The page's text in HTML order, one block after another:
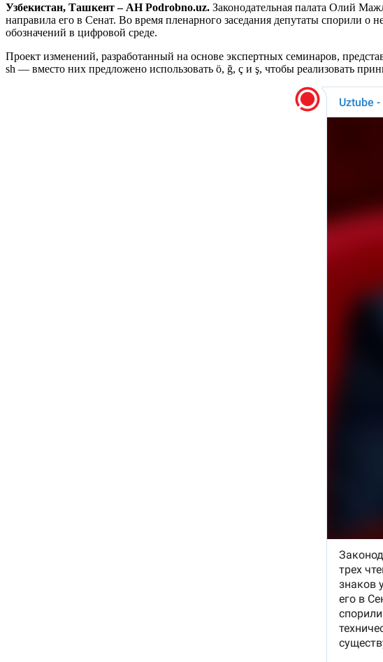
Узбекистан, Ташкент – АН Podrobno.uz. Законодательная палата Олий
направила его в Сенат. Во время пленарного заседания депутаты спорили
обозначений в цифровой среде.
Проект изменений, разработанный на основе экспертных семинаров,
sh — вместо них предложено использовать ö, ğ, ç и ş, чтобы реализовать